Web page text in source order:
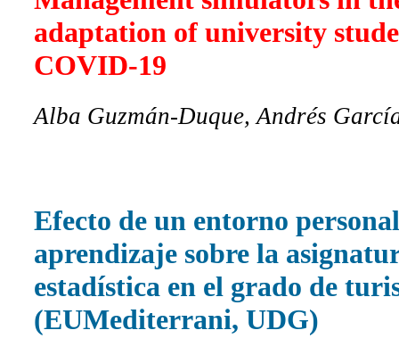
adaptation of university
COVID-19
Alba Guzmán-Duque, Andrés
Efecto de un entorno
aprendizaje sobre la
estadística en el grado de
(EUMediterrani, UDG)